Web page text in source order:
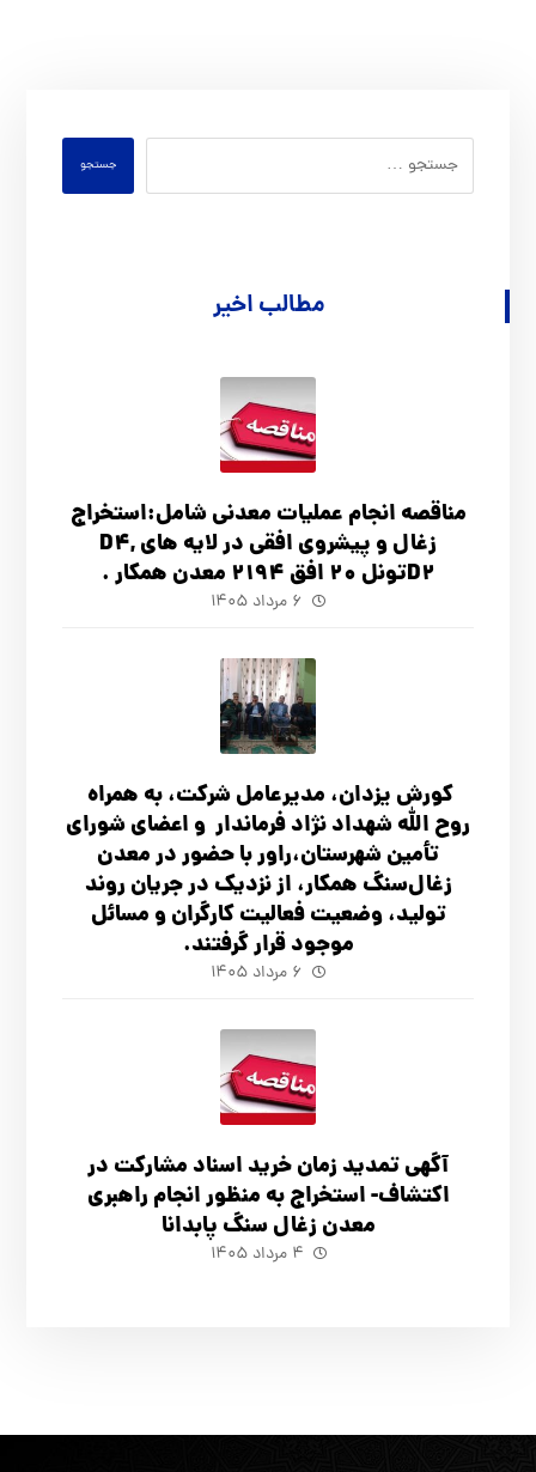
جستجو
مطالب اخیر
مناقصه انجام عملیات معدنی شامل:استخراج
زغال و پیشروی افقی در لایه های D4,
D2تونل 20 افق 2194 معدن همکار .
۶ مرداد ۱۴۰۵
کورش یزدان، مدیرعامل شرکت، به همراه
روح الله شهداد نژاد فرماندار و اعضای شورای
تأ‌مین شهرستان،راور با حضور در معدن
زغال‌سنگ همکار، از نزدیک در جریان روند
تولید، وضعیت فعالیت کارگران و مسائل
موجود قرار گرفتند.
۶ مرداد ۱۴۰۵
آگهي تمدید زمان خرید اسناد مشارکت در
اکتشاف- استخراج به منظور انجام راهبری
معدن زغال سنگ پابدانا
۴ مرداد ۱۴۰۵